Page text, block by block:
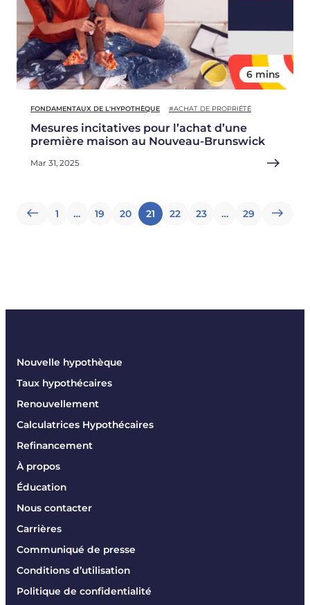
6 mins
FONDAMENTAUX DE L'HYPOTHÈQUE #ACHAT DE PROPRIÉTÉ
Mesures incitatives pour l’achat d’une
première maison au Nouveau-Brunswick
Mar 31, 2025
Pagination
1 … 19 20 21 22 23 … 29
Nouvelle hypothèque
Taux hypothécaires
Renouvellement
Calculatrices Hypothécaires
Refinancement
À propos
Éducation
Nous contacter
Carrières
Communiqué de presse
Conditions d’utilisation
Politique de confidentialité